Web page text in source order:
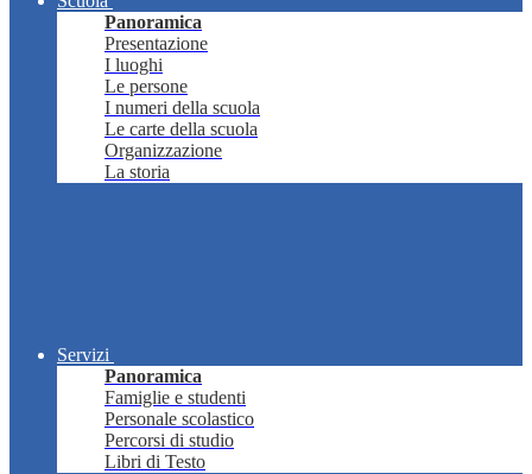
Panoramica
Presentazione
I luoghi
Le persone
I numeri della scuola
Le carte della scuola
Organizzazione
La storia
Servizi
Panoramica
Famiglie e studenti
Personale scolastico
Percorsi di studio
Libri di Testo